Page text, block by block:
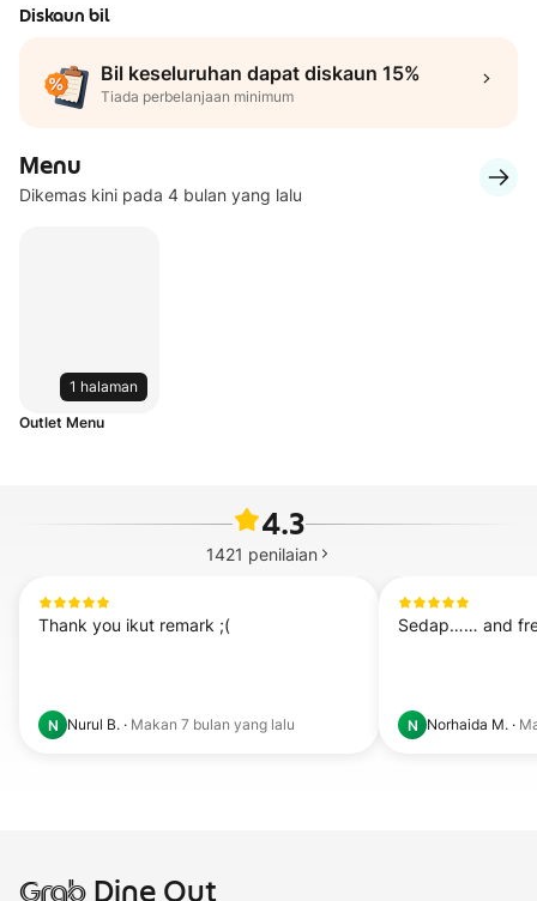
Diskaun bil
Bil keseluruhan dapat diskaun 15%
Tiada perbelanjaan minimum
Menu
Dikemas kini pada 4 bulan yang lalu
1 halaman
Outlet Menu
4.3
1421 penilaian
Thank you ikut remark ;(
N Nurul B. · Makan 7 bulan yang lalu
Sedap…… and
N Norhaida M. ·
GrabDine Out